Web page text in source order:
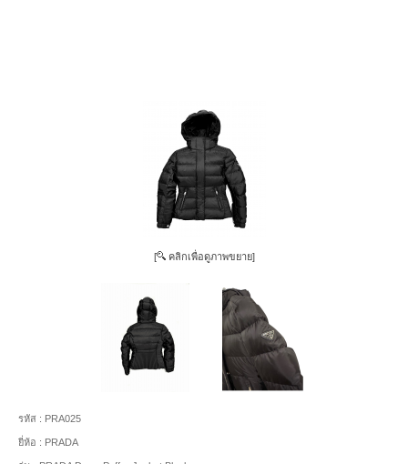
[ คลิกเพื่อดูภาพขยาย]
รหัส : PRA025
ยี่ห้อ : PRADA